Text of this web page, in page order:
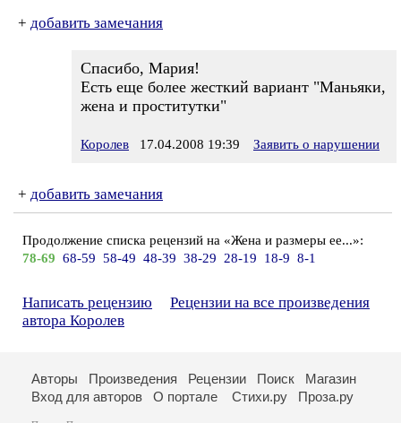
+ добавить замечания
Спасибо, Мария!
Есть еще более жесткий вариант "Маньяки,
жена и проститутки"
Королев 17.04.2008 19:39 Заявить о нарушении
+ добавить замечания
Продолжение списка рецензий на «Жена и размеры ее...»:
78-69 68-59 58-49 48-39 38-29 28-19 18-9 8-1
Написать рецензию
Рецензии на все произведения
автора Королев
Авторы Произведения Рецензии Поиск
Магазин
Вход для авторов
О портале Стихи.ру Проза.ру